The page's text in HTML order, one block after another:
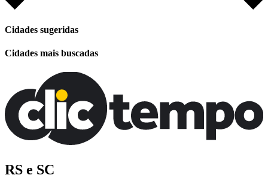
Cidades sugeridas
Cidades mais buscadas
RS e SC